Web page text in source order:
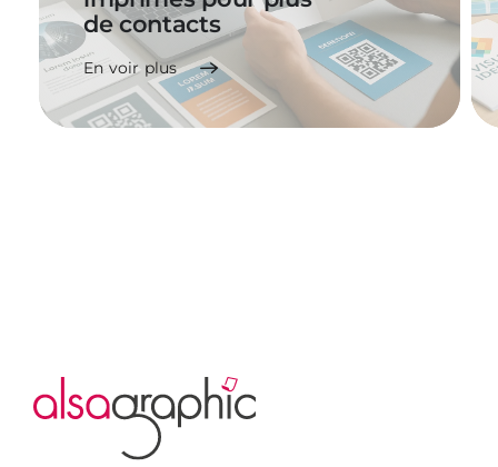
de contacts
En voir plus